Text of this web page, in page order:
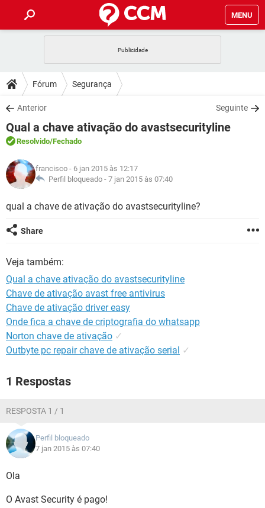
MENU
CELULAR
OUTLOOK
INSTAGRAM GMAIL
GUIA DE COMPRAS
DICAS
JOGOS
OUTLOOK
INSTAGRAM
GUIA DE COMPRAS
DOWNLOADS
JOGOS WHATSAPP
CELULAR
OUTLOOK
INSTAGRAM
GUIA DE COMPRAS
FÓRUM
JOGOS
CELULAR FACEBOOK
GLOSSÁRIO
JOGOS
CELULAR FACEBOOK
OUTLOOK
GUIA DE COMPRAS
Fórum Segurança
Anterior Seguinte
Qual a chave ativação do avastsecurityline
Resolvido/Fechado
francisco - 6 jan 2015 às 12:17
Perfil bloqueado - 7 jan 2015 às 07:40
qual a chave de ativação do avastsecurityline?
Share
Veja também:
Qual a chave ativação do avastsecurityline
Chave de ativação avast free antivirus
Chave de ativação driver easy
Onde fica a chave de criptografia do whatsapp
Norton chave de ativação ✓
Outbyte pc repair chave de ativação serial ✓
1 Respostas
RESPOSTA 1 / 1
Perfil bloqueado
7 jan 2015 às 07:40
Ola
O Avast Security é pago!